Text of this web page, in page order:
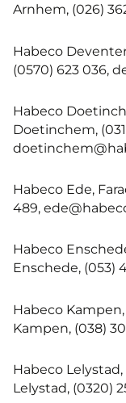
Arnhem, (026)
Habeco
(0570) 623 036,
Habeco
Doetinchem,
Habeco Ede,
489,
Habeco
Enschede, (053)
Habeco
Kampen, (038)
Habeco
Lelystad, (0320)